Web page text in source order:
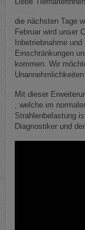
die nächsten Tage
Februar wird unser
Inbetriebnahme
Einschränkungen
kommen. Wir
Mit dieser
, welche im
Strahlenbelastung
Diagnostiker und